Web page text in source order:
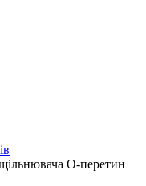
О-перетин